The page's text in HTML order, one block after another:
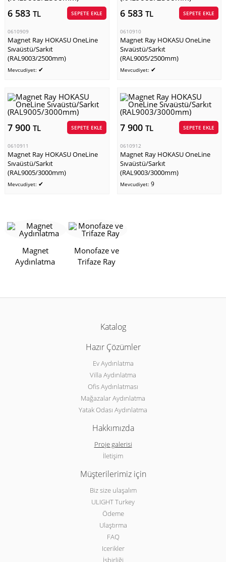
6 583 TL SEPETE EKLE
0610909
Magnet Ray HOKASU OneLine
Sıvaüstü/Sarkıt
(RAL9003/2500mm)
Mevcudiyet: ✔
6 583 TL SEPETE EKLE
0610910
Magnet Ray HOKASU OneLine
Sıvaüstü/Sarkıt
(RAL9005/2500mm)
Mevcudiyet: ✔
7 900 TL SEPETE EKLE
0610911
Magnet Ray HOKASU OneLine
Sıvaüstü/Sarkıt
(RAL9005/3000mm)
Mevcudiyet: ✔
7 900 TL SEPETE EKLE
0610912
Magnet Ray HOKASU OneLine
Sıvaüstü/Sarkıt
(RAL9003/3000mm)
Mevcudiyet: 9
Magnet
Aydınlatma
Monofaze ve
Trifaze Ray
Katalog
Hazır Çözümler
Ev Aydınlatma
Villa Aydınlatma
Ofis Aydınlatması
Mağazalar Aydınlatma
Yatak Odası Aydınlatma
Hakkımızda
Proje galerisi
İletişim
Müşterilerimiz için
Biz size ulaşalım
ULIGHT Turkey
Ödeme
Ulaştırma
FAQ
Icerikler
İşbirliği